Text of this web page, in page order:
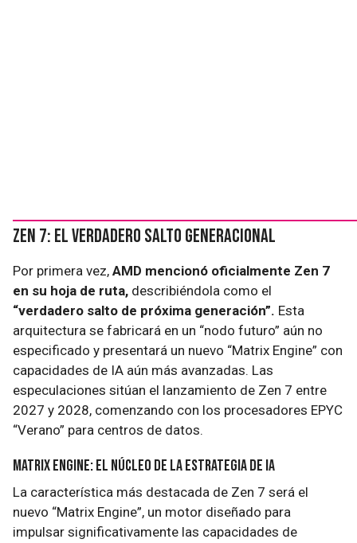
Zen 7: el verdadero salto generacional
Por primera vez, AMD mencionó oficialmente Zen 7
en su hoja de ruta, describiéndola como el
“verdadero salto de próxima generación”. Esta
arquitectura se fabricará en un “nodo futuro” aún no
especificado y presentará un nuevo “Matrix Engine” con
capacidades de IA aún más avanzadas. Las
especulaciones sitúan el lanzamiento de Zen 7 entre
2027 y 2028, comenzando con los procesadores EPYC
“Verano” para centros de datos.
Matrix Engine: el núcleo de la estrategia de IA
La característica más destacada de Zen 7 será el
nuevo “Matrix Engine”, un motor diseñado para
impulsar significativamente las capacidades de